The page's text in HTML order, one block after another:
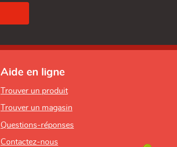
Aide en ligne
Trouver un produit
Trouver un magasin
Questions-réponses
Contactez-nous